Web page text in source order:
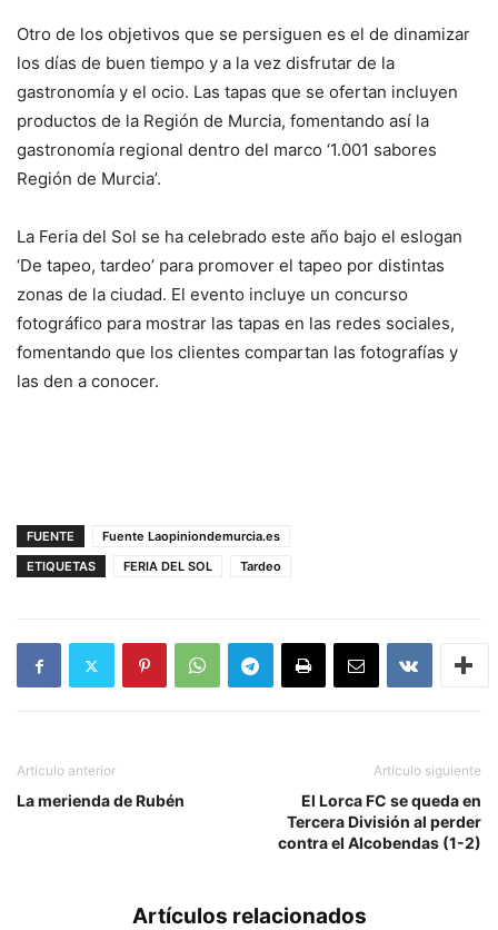
Otro de los objetivos que se persiguen es el de dinamizar
los días de buen tiempo y a la vez disfrutar de la
gastronomía y el ocio. Las tapas que se ofertan incluyen
productos de la Región de Murcia, fomentando así la
gastronomía regional dentro del marco ‘1.001 sabores
Región de Murcia’.
La Feria del Sol se ha celebrado este año bajo el eslogan
‘De tapeo, tardeo’ para promover el tapeo por distintas
zonas de la ciudad. El evento incluye un concurso
fotográfico para mostrar las tapas en las redes sociales,
fomentando que los clientes compartan las fotografías y
las den a conocer.
FUENTE
Fuente Laopiniondemurcia.es
ETIQUETAS
FERIA DEL SOL Tardeo
Artículo anterior
La merienda de Rubén
Artículo siguiente
El Lorca FC se queda en
Tercera División al perder
contra el Alcobendas (1-2)
Artículos relacionados